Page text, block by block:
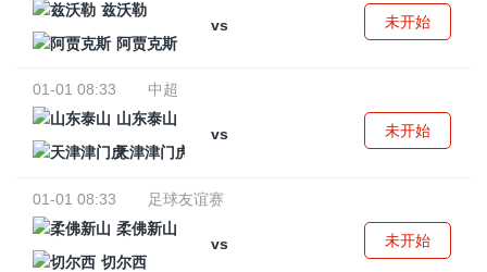
兹沃勒
vs
阿贾克斯
未开始
01-01 08:33
中超
山东泰山
vs
天津津门虎
未开始
01-01 08:33
足球友谊赛
柔佛新山
vs
切尔西
未开始